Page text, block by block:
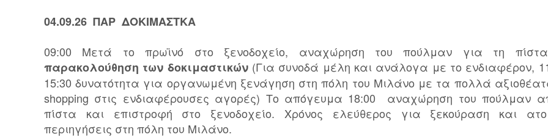
04.09.26 ΠΑΡ ΔΟΚΙΜΑΣΤΚΑ
09:00 Μετά το πρωϊνό στο ξενοδοχείο, αναχώρηση του πούλμαν για τη
παρακολούθηση των δοκιμαστικών(Για συνοδά μέλη και ανάλογα με το ενδιαφέρον,
15:30 δυνατότητα για οργανωμένη ξενάγηση στη πόλη του Μιλάνο με τα πολλά
shopping στις ενδιαφέρουσες αγορές) Το απόγευμα 18:00 αναχώρηση του πούλμαν
πίστα και επιστροφή στο ξενοδοχείο. Χρόνος ελεύθερος για ξεκούραση και
περιηγήσεις στη πόλη του Μιλάνο.